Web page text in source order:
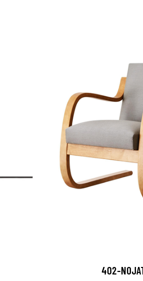
402-